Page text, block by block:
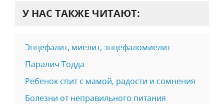
У НАС ТАКЖЕ ЧИТАЮТ:
Энцефалит, миелит, энцефаломиелит
Паралич Тодда
Ребенок спит с мамой, радости и сомнения
Болезни от неправильного питания